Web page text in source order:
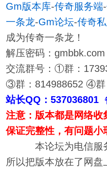
Gm版本库-传奇服务端-
一条龙-Gm论坛-传奇
成为传奇一条龙！
解压密码：gmbbk.com
交流群号：①群：
③群：814988652 ④群
站长QQ：537036801
注意：版本都是网络
保证完整性，有问题小
本论坛为电信服务
所以把版本放在了网